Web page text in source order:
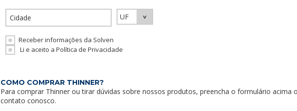
Receber informações da Solven
Li e aceito a Política de Privacidade
COMO COMPRAR THINNER?
Para comprar Thinner ou tirar dúvidas sobre nossos produtos, preencha o formulário acima
contato conosco.